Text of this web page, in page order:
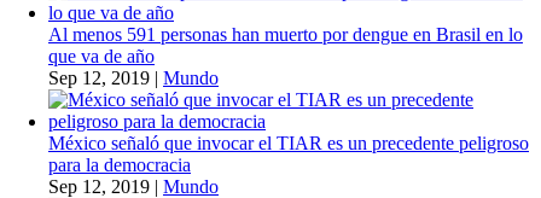
Al menos 591 personas han muerto por dengue en Brasil en lo
que va de año
Sep 12, 2019 | Mundo
México señaló que invocar el TIAR es un precedente peligroso
para la democracia
Sep 12, 2019 | Mundo